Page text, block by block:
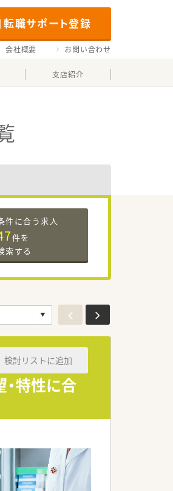
転職サポート登録
会社概要 お問い合わせ
支店紹介
件に合う求人
件を
索する
特性に合
検討リストに追加